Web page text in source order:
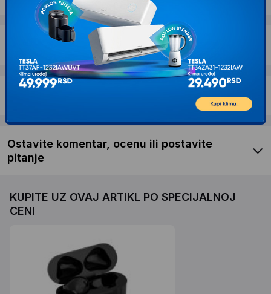
Garancija
Ostavite komentar, ocenu ili postavite
pitanje
KUPITE UZ OVAJ ARTIKL PO SPECIJALNOJ
CENI